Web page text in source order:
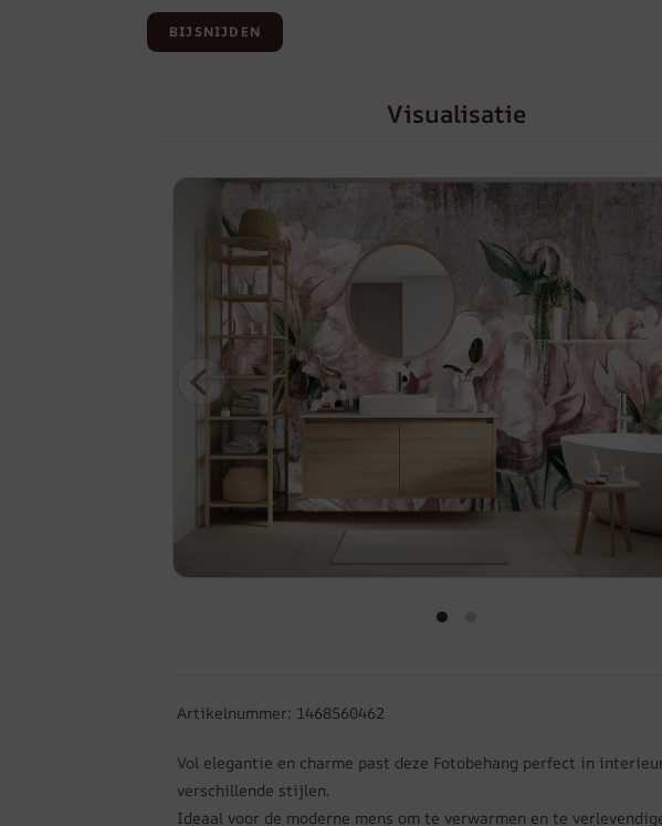
BIJSNIJDEN
Visualisatie
Artikelnummer: 1468560462
Vol elegantie en charme past deze Fotobehang perfect in
verschillende stijlen.
Ideaal voor de moderne mens om te verwarmen en te